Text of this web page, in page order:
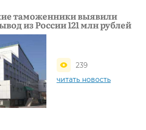
таможенники выявили
из России 121 млн рублей
239
читать новость